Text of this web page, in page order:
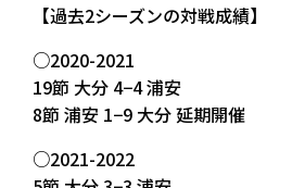
【過去2シーズンの対戦成績】
○2020-2021
19節 大分 4−4 浦安
8節 浦安 1−9 大分 延期開催
○2021-2022